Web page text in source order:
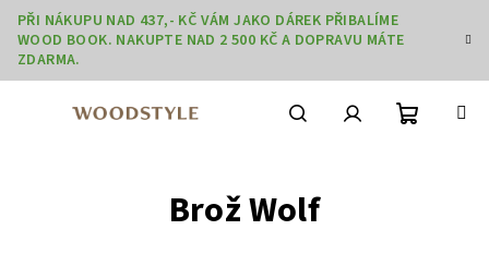
Přejít
obsah
PŘI NÁKUPU NAD 437,- KČ VÁM JAKO DÁREK PŘIBALÍME
WOOD BOOK. NAKUPTE NAD 2 500 KČ A DOPRAVU MÁTE
ZDARMA.
Brož Wolf